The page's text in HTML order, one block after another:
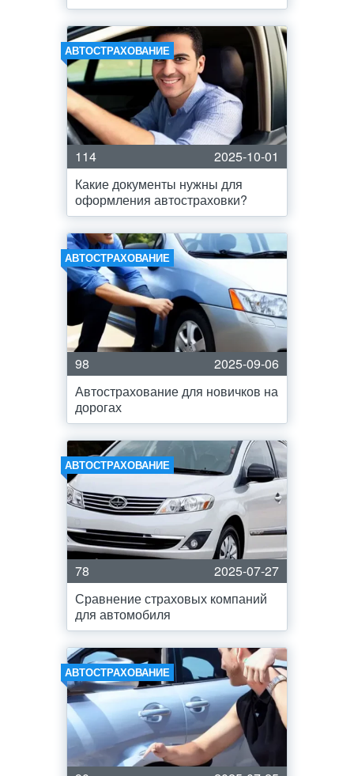
АВТОСТРАХОВАНИЕ
114
2025-10-01
Какие документы нужны для
оформления автостраховки?
АВТОСТРАХОВАНИЕ
98
2025-09-06
Автострахование для новичков на
дорогах
АВТОСТРАХОВАНИЕ
78
2025-07-27
Сравнение страховых компаний
для автомобиля
АВТОСТРАХОВАНИЕ